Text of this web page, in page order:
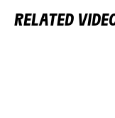
RELATED